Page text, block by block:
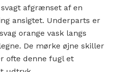
afgrænset af en
ansigtet. Underparts er
orange vask langs
De mørke øjne skiller
ofte denne fugl et